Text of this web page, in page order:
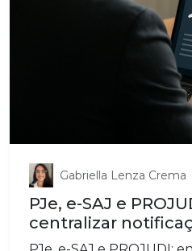
Gabriella Lenza Crema
PJe, e-SAJ e
centralizar